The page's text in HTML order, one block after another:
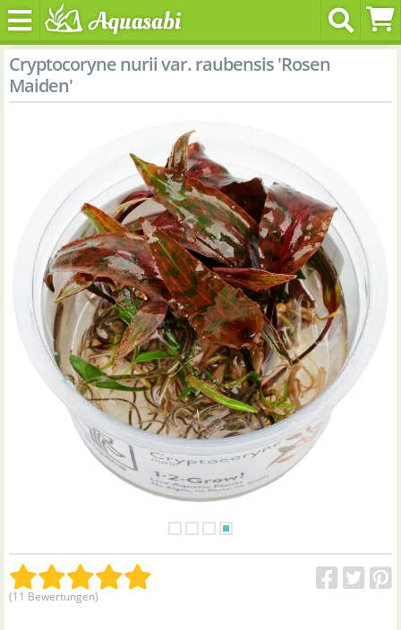
Cryptocoryne nurii var. raubensis 'Rosen
Maiden'
(11 Bewertungen)